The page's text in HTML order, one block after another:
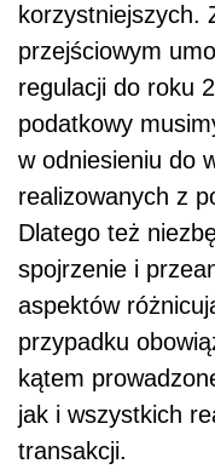
korzystniejszych.
przejściowym
regulacji do roku
podatkowy
w odniesieniu do
realizowanych z
Dlatego też
spojrzenie i
aspektów
przypadku
kątem
jak i wszystkich
transakcji.